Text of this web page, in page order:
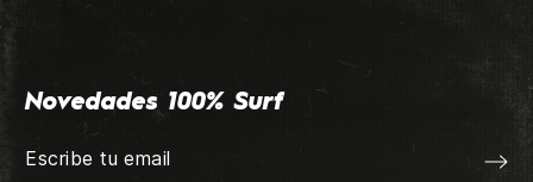
Novedades 100% Surf